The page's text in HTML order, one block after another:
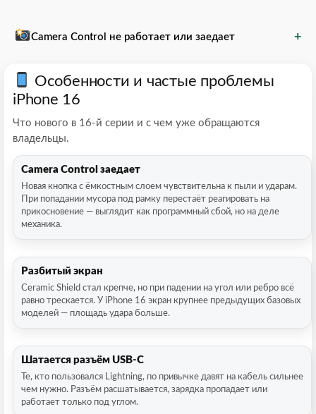
Camera Control не работает или заедает +
Особенности и частые проблемы
iPhone 16
Что нового в 16-й серии и с чем уже обращаются
владельцы.
Camera Control заедает
Новая кнопка с ёмкостным слоем чувствительна к пыли и ударам.
При попадании мусора под рамку перестаёт реагировать на
прикосновение — выглядит как программный сбой, но на деле
механика.
Разбитый экран
Ceramic Shield стал крепче, но при падении на угол или ребро всё
равно трескается. У iPhone 16 экран крупнее предыдущих базовых
моделей — площадь удара больше.
Шатается разъём USB-C
Те, кто пользовался Lightning, по привычке давят на кабель сильнее
чем нужно. Разъём расшатывается, зарядка пропадает или
работает только под углом.